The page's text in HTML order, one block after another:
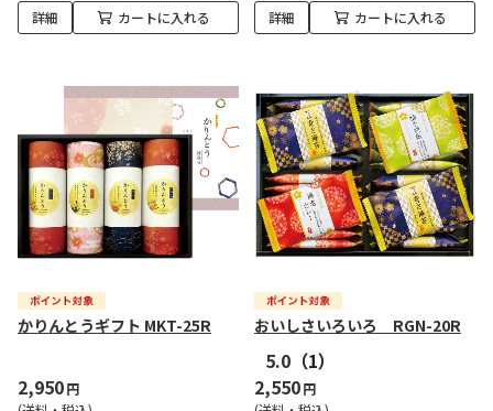
詳細 カートに入れる 詳細 カートに入れる
かりんとうギフト MKT-25R
2,950円
おいしさいろいろ RGN-20R
5.0 （1）
2,550円